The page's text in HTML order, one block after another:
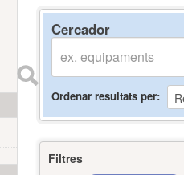
Cercador
Ordenar resultats per
Filtres